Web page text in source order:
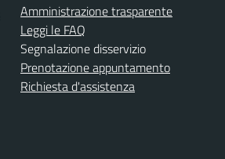
Amministrazione trasparente
Leggi le FAQ
Segnalazione disservizio
Prenotazione appuntamento
Richiesta d'assistenza